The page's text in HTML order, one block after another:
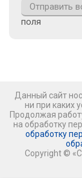
поля
Данный сайт
ни при каких
Продолжая
на обработку
обработку
Copyright ©